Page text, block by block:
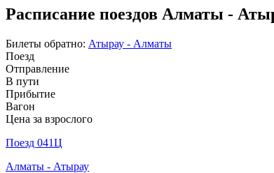
Расписание поездов Алматы -
Билеты обратно: Атырау - Алматы
Поезд
Отправление
В пути
Прибытие
Вагон
Цена за взрослого
Поезд 041Ц
Алматы - Атырау